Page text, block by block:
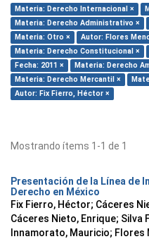
Materia: Derecho Internacional ×
Materia: Derecho Administrativo ×
Materia: Otro ×
Autor: Flores
Materia: Derecho Constitucional ×
Fecha: 2011 ×
Materia: Derecho
Materia: Derecho Mercantil ×
Autor: Fix Fierro, Héctor ×
Mostrando ítems 1-1 de 1
Presentación de la Línea de
Derecho en México
Fix Fierro, Héctor; Cáceres
Cáceres Nieto, Enrique; Silva
Innamorato, Mauricio; Flores